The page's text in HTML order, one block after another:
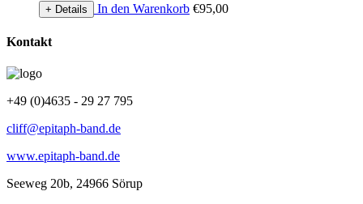
+ Details In den Warenkorb €95,00
Kontakt
+49 (0)4635 - 29 27 795
cliff@epitaph-band.de
www.epitaph-band.de
Seeweg 20b, 24966 Sörup